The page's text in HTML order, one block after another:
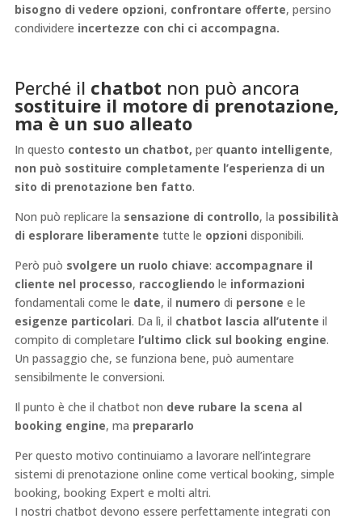
bisogno di vedere opzioni, confrontare offerte, persino
condividere incertezze con chi ci accompagna.
Perché il chatbot non può ancora
sostituire il motore di prenotazione,
ma è un suo alleato
In questo contesto un chatbot, per quanto intelligente,
non può sostituire completamente l’esperienza di un
sito di prenotazione ben fatto.
Non può replicare la sensazione di controllo, la possibilità
di esplorare liberamente tutte le opzioni disponibili.
Però può svolgere un ruolo chiave: accompagnare il
cliente nel processo, raccogliendo le informazioni
fondamentali come le date, il numero di persone e le
esigenze particolari. Da lì, il chatbot lascia all’utente il
compito di completare l’ultimo click sul booking engine.
Un passaggio che, se funziona bene, può aumentare
sensibilmente le conversioni.
Il punto è che il chatbot non deve rubare la scena al
booking engine, ma prepararlo
Per questo motivo continuiamo a lavorare nell’integrare
sistemi di prenotazione online come vertical booking, simple
booking, booking Expert e molti altri.
I nostri chatbot devono essere perfettamente integrati con